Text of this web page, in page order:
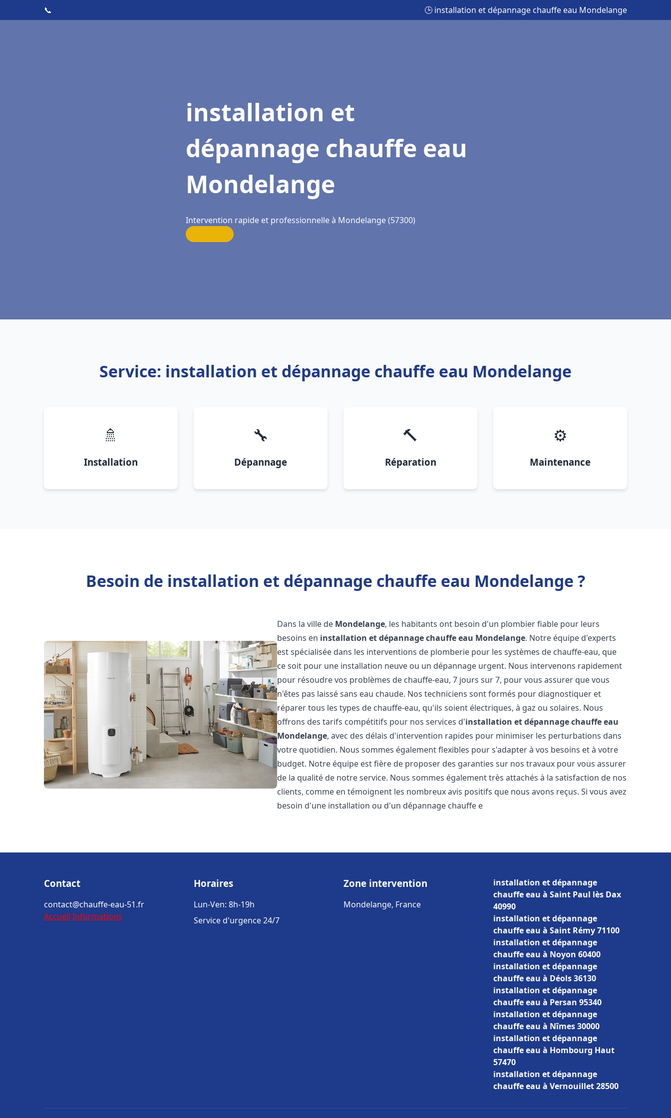
📞 🕒 installation et dépannage chauffe eau Mondelange
installation et
dépannage chauffe eau
Mondelange
Intervention rapide et professionnelle à Mondelange (57300)
Service: installation et dépannage chauffe eau Mondelange
🚿
Installation
🔧
Dépannage
🔨
Réparation
⚙️
Maintenance
Besoin de installation et dépannage chauffe eau Mondelange ?
Dans la ville de Mondelange, les habitants ont besoin d'un plombier fiable pour leurs
besoins en installation et dépannage chauffe eau Mondelange. Notre équipe d'experts
est spécialisée dans les interventions de plomberie pour les systèmes de chauffe-eau, que
ce soit pour une installation neuve ou un dépannage urgent. Nous intervenons rapidement
pour résoudre vos problèmes de chauffe-eau, 7 jours sur 7, pour vous assurer que vous
n'êtes pas laissé sans eau chaude. Nos techniciens sont formés pour diagnostiquer et
réparer tous les types de chauffe-eau, qu'ils soient électriques, à gaz ou solaires. Nous
offrons des tarifs compétitifs pour nos services d'installation et dépannage chauffe eau
Mondelange, avec des délais d'intervention rapides pour minimiser les perturbations dans
votre quotidien. Nous sommes également flexibles pour s'adapter à vos besoins et à votre
budget. Notre équipe est fière de proposer des garanties sur nos travaux pour vous assurer
de la qualité de notre service. Nous sommes également très attachés à la satisfaction de nos
clients, comme en témoignent les nombreux avis positifs que nous avons reçus. Si vous avez
besoin d'une installation ou d'un dépannage chauffe e
Contact
contact@chauffe-eau-51.fr
Accueil Informations
Horaires
Lun-Ven: 8h-19h
Service d'urgence 24/7
Zone intervention
Mondelange, France
installation et dépannage
chauffe eau à Saint Paul lès Dax
40990
installation et dépannage
chauffe eau à Saint Rémy 71100
installation et dépannage
chauffe eau à Noyon 60400
installation et dépannage
chauffe eau à Déols 36130
installation et dépannage
chauffe eau à Persan 95340
installation et dépannage
chauffe eau à Nîmes 30000
installation et dépannage
chauffe eau à Hombourg Haut
57470
installation et dépannage
chauffe eau à Vernouillet 28500